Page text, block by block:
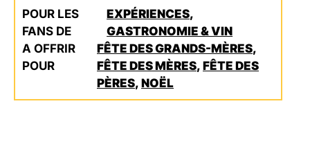
POUR LES
FANS DE
EXPÉRIENCES,
GASTRONOMIE & VIN
A OFFRIR
POUR
FÊTE DES GRANDS-MÈRES,
FÊTE DES MÈRES, FÊTE DES
PÈRES, NOËL